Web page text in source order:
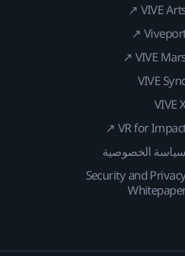
VIVE Arts
Viveport
VIVE Mars
VIVE
VIVE X
VR for Impact
سياسة الخصوصية
Security and